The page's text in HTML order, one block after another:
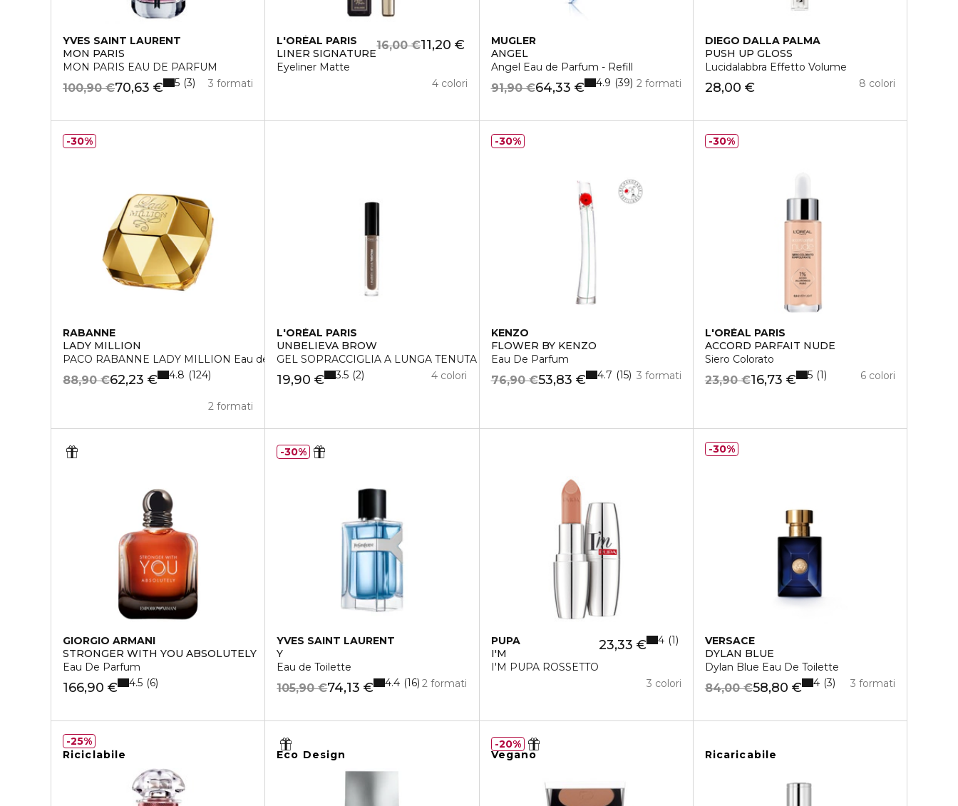
YVES SAINT LAURENT
MON PARIS
MON PARIS EAU DE PARFUM
70,63 €
100,90 € 3 formati
5 3
L'ORÉAL PARIS
LINER SIGNATURE
Eyeliner Matte
11,20 €
16,00 €
4 colori
MUGLER
ANGEL
Angel Eau de Parfum - Refill
64,33 €
91,90 € 2 formati
4.9 39
DIEGO DALLA PALMA
PUSH UP GLOSS
Lucidalabbra Effetto Volume
28,00 € 8 colori
RABANNE
LADY MILLION
PACO RABANNE LADY MILLION Eau de Parfum
62,23 €
88,90 €
2 formati
4.8 124
30%
L'ORÉAL PARIS
UNBELIEVA BROW
GEL SOPRACCIGLIA A LUNGA TENUTA
19,90 € 4 colori
3.5 2
KENZO
FLOWER BY KENZO
Eau De Parfum
53,83 €
76,90 € 3 formati
4.7 15
30%
L'ORÉAL PARIS
ACCORD PARFAIT NUDE
Siero Colorato
16,73 €
23,90 € 6 colori
5 1
30%
GIORGIO ARMANI
STRONGER WITH YOU ABSOLUTELY
Eau De Parfum
166,90 € 4.5 6
YVES SAINT LAURENT
Y
Eau de Toilette
74,13 €
105,90 € 2 formati
4.4 16
30%
PUPA
I'M
I'M PUPA ROSSETTO
23,33 €
3 colori
4 1
VERSACE
DYLAN BLUE
Dylan Blue Eau De Toilette
58,80 €
84,00 € 3 formati
4 3
30%
Riciclabile
25%
Eco Design
Vegano
20%
Ricaricabile